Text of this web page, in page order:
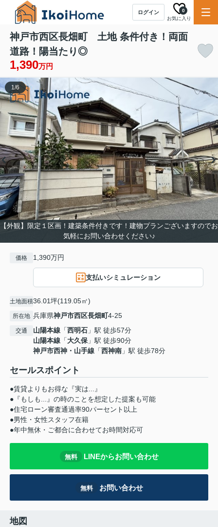
ログイン
お気に入り
0
神戸市西区長畑町 土地 条件付き！両面
道路！陽当たり◎
1,390万円
【外観】限定１区画！建築条件付きです！建物プランございますのでお
気軽にお問い合わせください♪
1/6
価格 1,390万円
支払いシミュレーション
土地面積36.01坪(119.05㎡)
所在地 兵庫県神戸市西区長畑町4-25
交通 山陽本線 「西明石 」駅 徒歩57分
山陽本線 「大久保」駅 徒歩90分
神戸市西神・山手線 「西神南 」駅 徒歩78分
セールスポイント
●賃貸よりもお得な『実は...』
●『もしも...』の時のことを想定した提案も可能
●住宅ローン審査通過率90パーセント以上
●男性・女性スタッフ在籍
●年中無休・ご都合に合わせてお時間対応可
無料 LINEからお問い合わせ
無料 お問い合わせ
地図